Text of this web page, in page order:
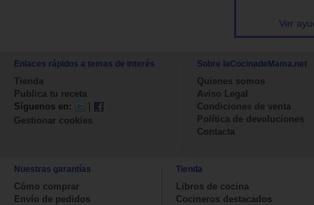
Ver
Enlaces rápidos a temas de interés
Tienda
Publica tu receta
Síguenos en:
|
Gestionar cookies
Sobre laCocinadeMama.net
Quienes somos
Aviso Legal
Condiciones de venta
Política de devoluciones
Contacta
Nuestras garantías
Cómo comprar
Envío de pedidos
Tienda
Libros de cocina
Cocineros destacados